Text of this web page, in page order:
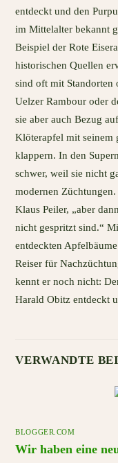
entdeckt und den
im Mittelalter bekannt
Beispiel der Rote
historischen Quellen
sind oft mit Standorten
Uelzer Rambour oder
sie aber auch Bezug
Klöterapfel mit seinem
klappern. In den
schwer, weil sie nicht
modernen
Klaus Peiler, „aber
nicht gespritzt sind.“
entdeckten
Reiser für
kennt er noch nicht:
Harald Obitz entdeckt
VERWANDTE
BLOGGER.COM
Wir haben eine